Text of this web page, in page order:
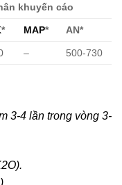
khuyến cáo
* MAP* AN*
– 500-730
3-4 lần trong vòng 3-